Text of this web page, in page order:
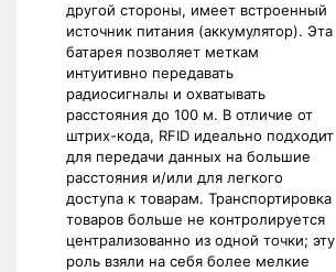
другой стороны, имеет встроенный
источник питания (аккумулятор). Эта
батарея позволяет меткам
интуитивно передавать
радиосигналы и охватывать
расстояния до 100 м. В отличие от
штрих-кода, RFID идеально подходит
для передачи данных на большие
расстояния и/или для легкого
доступа к товарам. Транспортировка
товаров больше не контролируется
централизованно из одной точки; эту
роль взяли на себя более мелкие